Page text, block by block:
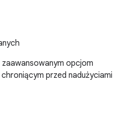
opcjom
przed nadużyciami